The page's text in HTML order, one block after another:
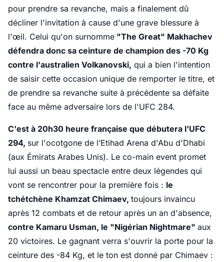
pour prendre sa revanche, mais a finalement dû
décliner l'invitation à cause d'une grave blessure à
l'œil. Celui qu'on surnomme "The Great" Makhachev
défendra donc sa ceinture de champion des -70 Kg
contre l'australien Volkanovski, qui a bien l'intention
de saisir cette occasion unique de remporter le titre, et
de prendre sa revanche suite à précédente sa défaite
face au même adversaire lors de l'UFC 284.
C'est à 20h30 heure française que débutera l'UFC
294, sur l'ocotgone de l’Etihad Arena d'Abu d'Dhabi
(aux Émirats Arabes Unis). Le co-main event promet
lui aussi un beau spectacle entre deux légendes qui
vont se rencontrer pour la première fois : le
tchétchène Khamzat Chimaev, toujours invaincu
après 12 combats et de retour après un an d'absence,
contre Kamaru Usman, le "Nigérian Nightmare" aux
20 victoires. Le gagnant verra s'ouvrir la porte pour la
ceinture des -84 Kg, et le ton est donné par Chimaev :